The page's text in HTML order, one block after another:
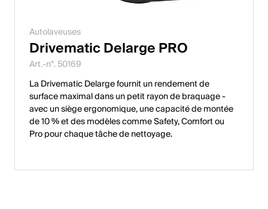
Autolaveuses
Drivematic Delarge PRO
Art.-n°. 50169
La Drivematic Delarge fournit un rendement de
surface maximal dans un petit rayon de braquage -
avec un siège ergonomique, une capacité de montée
de 10 % et des modèles comme Safety, Comfort ou
Pro pour chaque tâche de nettoyage.